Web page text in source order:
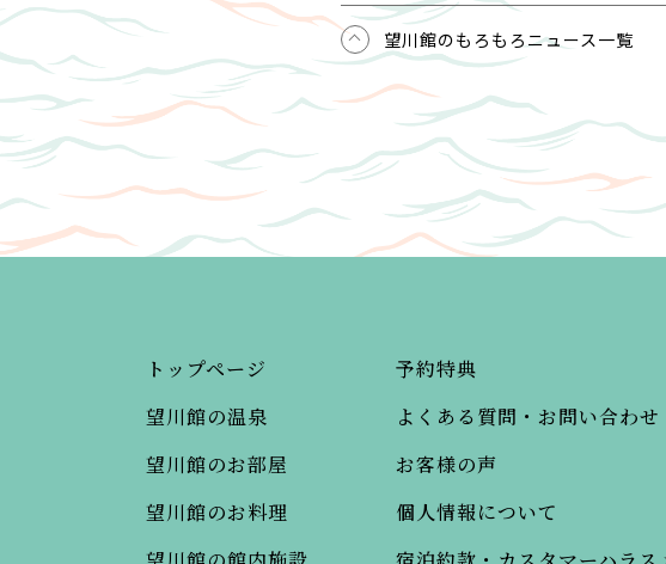
望川館のもろもろニュース一覧
トップページ
望川館の温泉
望川館のお部屋
望川館のお料理
予約特典
よくある質問・お問い合わせ
お客様の声
個人情報について